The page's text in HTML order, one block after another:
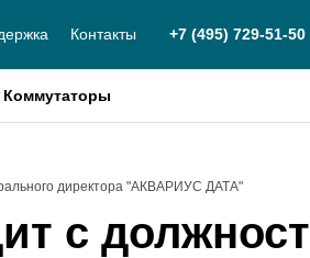
Контакты +7 (495) 729-51-50
Коммутаторы
директора "АКВАРИУС ДАТА"
с